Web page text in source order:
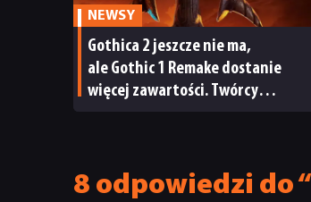
NEWSY
Gothica 2 jeszcze nie ma,
ale Gothic 1 Remake dostanie
więcej zawartości. Twórcy
8 odpowiedzi do